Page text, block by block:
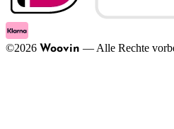
©2026 Woovin — Alle Rechte